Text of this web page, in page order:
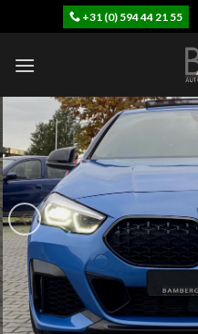
to
content
+31 (0) 594 44 21 55